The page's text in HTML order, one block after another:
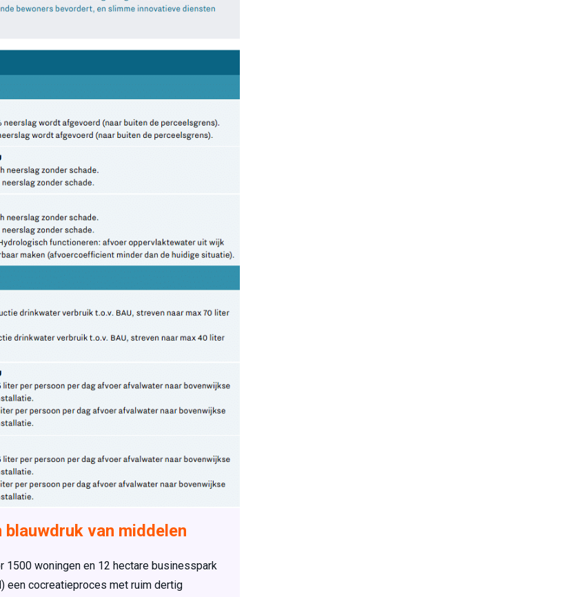
van middelen
woningen en 12 hectare businesspark
een cocreatieproces met ruim dertig